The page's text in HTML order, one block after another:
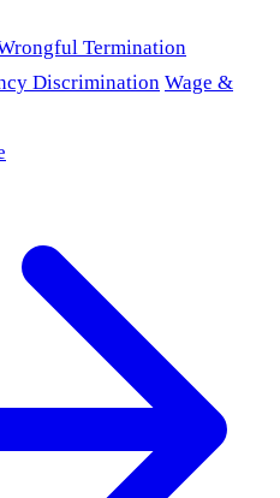
Termination
Discrimination Wage &